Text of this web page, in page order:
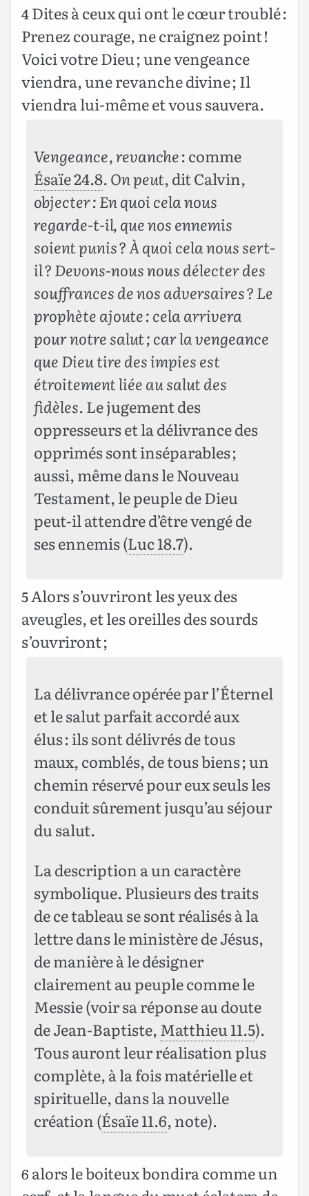
4Dites à ceux qui ont le cœur troublé :
Prenez courage, ne craignez point !
Voici votre Dieu ; une vengeance
viendra, une revanche divine ; Il
viendra lui-même et vous sauvera.
Vengeance, revanche: comme
Ésaïe 24.8.On peut, dit Calvin,
objecter : En quoi cela nous
regarde-t-il, que nos ennemis
soient punis ? À quoi cela nous sert-
il ? Devons-nous nous délecter des
souffrances de nos adversaires ? Le
prophète ajoute : cela arrivera
pour notre salut ; car la vengeance
que Dieu tire des impies est
étroitement liée au salut des
fidèles.Le jugement des
oppresseurs et la délivrance des
opprimés sont inséparables ;
aussi, même dans le Nouveau
Testament, le peuple de Dieu
peut-il attendre d’être vengé de
ses ennemis (Luc 18.7).
5Alors s’ouvriront les yeux des
aveugles, et les oreilles des sourds
s’ouvriront ;
La délivrance opérée par l’Éternel
et le salut parfait accordé aux
élus : ils sont délivrés de tous
maux, comblés, de tous biens ; un
chemin réservé pour eux seuls les
conduit sûrement jusqu’au séjour
du salut.
La description a un caractère
symbolique. Plusieurs des traits
de ce tableau se sont réalisés à la
lettre dans le ministère de Jésus,
de manière à le désigner
clairement au peuple comme le
Messie (voir sa réponse au doute
de Jean-Baptiste,Matthieu 11.5).
Tous auront leur réalisation plus
complète, à la fois matérielle et
spirituelle, dans la nouvelle
création (Ésaïe 11.6, note).
6 alors le boiteux bondira comme un